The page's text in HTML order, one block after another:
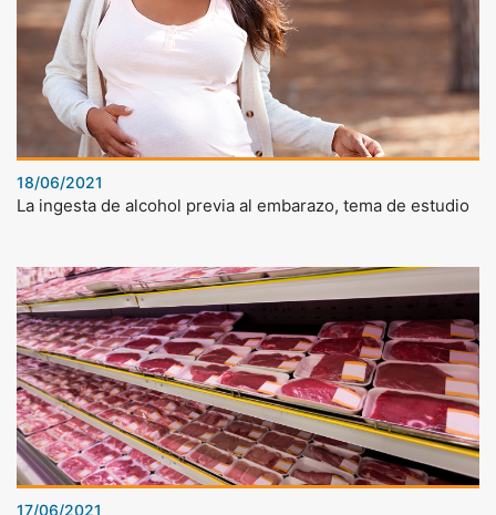
18/06/2021
La ingesta de alcohol previa al embarazo, tema de estudio
17/06/2021